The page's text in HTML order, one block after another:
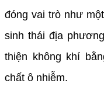
đóng vai trò như
sinh thái địa
thiện không khí
chất ô nhiễm.